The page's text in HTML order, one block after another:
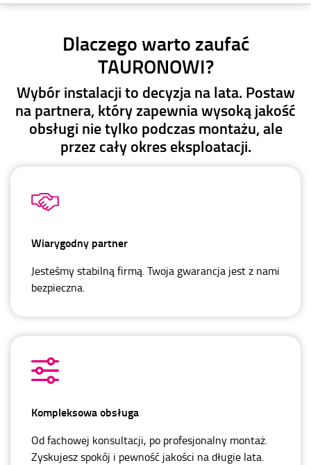
Dlaczego warto zaufać
TAURONOWI?
Wybór instalacji to decyzja na lata. Postaw
na partnera, który zapewnia wysoką jakość
obsługi nie tylko podczas montażu, ale
przez cały okres eksploatacji.
Wiarygodny partner
Jesteśmy stabilną firmą. Twoja gwarancja jest z nami
bezpieczna.
Kompleksowa obsługa
Od fachowej konsultacji, po profesjonalny montaż.
Zyskujesz spokój i pewność jakości na długie lata.